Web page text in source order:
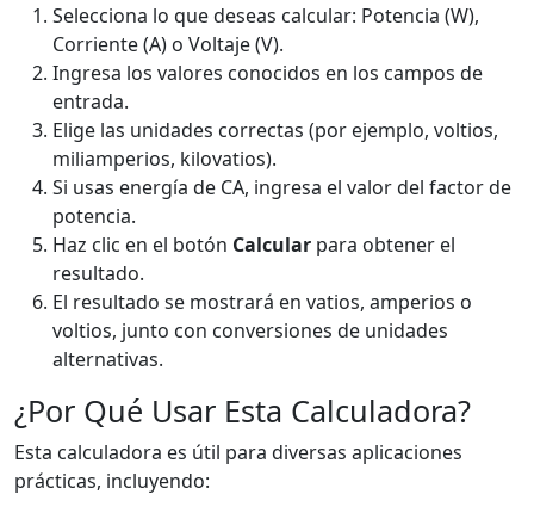
Selecciona lo que deseas calcular: Potencia (W),
Corriente (A) o Voltaje (V).
Ingresa los valores conocidos en los campos de
entrada.
Elige las unidades correctas (por ejemplo, voltios,
miliamperios, kilovatios).
Si usas energía de CA, ingresa el valor del factor de
potencia.
Haz clic en el botón Calcular para obtener el
resultado.
El resultado se mostrará en vatios, amperios o
voltios, junto con conversiones de unidades
alternativas.
¿Por Qué Usar Esta Calculadora?
Esta calculadora es útil para diversas aplicaciones
prácticas, incluyendo: